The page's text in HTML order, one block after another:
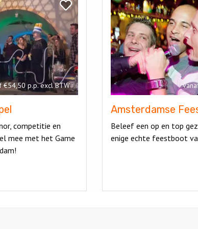
Bekijk
Game
Show
Dinerspel
€54,50 p.p. excl BTW
competitie en
mee met het Game
Amsterdamse
Beleef een op en top
enige echte feestboot
Amsterdamse
Feestboot